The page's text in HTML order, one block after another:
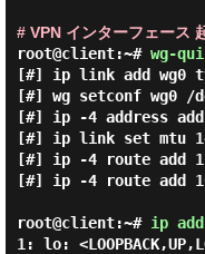
# VPN インターフェース
root@client:~# wg-
[#] ip link add wg0
[#] wg setconf wg0 /
[#] ip -4 address add
[#] ip link set mtu
[#] ip -4 route add
[#] ip -4 route add
root@client:~# ip
1: lo: